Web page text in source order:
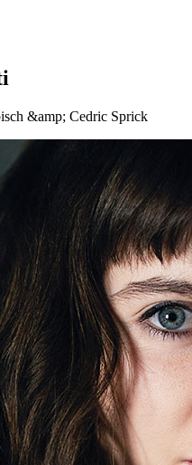
&amp; Cedric Sprick